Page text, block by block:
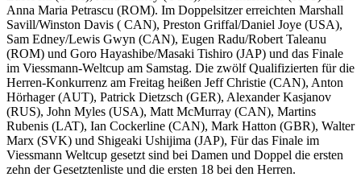
Anna Maria Petrascu (ROM). Im Doppelsitzer erreichten Marshall
Savill/Winston Davis ( CAN), Preston Griffal/Daniel Joye (USA),
Sam Edney/Lewis Gwyn (CAN), Eugen Radu/Robert Taleanu
(ROM) und Goro Hayashibe/Masaki Tishiro (JAP) und das Finale
im Viessmann-Weltcup am Samstag. Die zwölf Qualifizierten für die
Herren-Konkurrenz am Freitag heißen Jeff Christie (CAN), Anton
Hörhager (AUT), Patrick Dietzsch (GER), Alexander Kasjanov
(RUS), John Myles (USA), Matt McMurray (CAN), Martins
Rubenis (LAT), Ian Cockerline (CAN), Mark Hatton (GBR), Walter
Marx (SVK) und Shigeaki Ushijima (JAP), Für das Finale im
Viessmann Weltcup gesetzt sind bei Damen und Doppel die ersten
zehn der Gesetztenliste und die ersten 18 bei den Herren.